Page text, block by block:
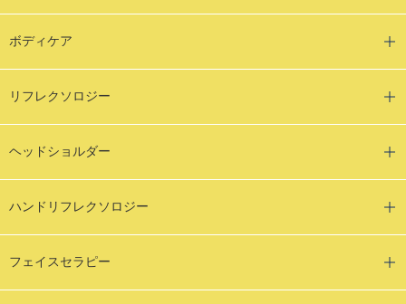
ボディケア
リフレクソロジー
ヘッドショルダー
ハンドリフレクソロジー
フェイスセラピー